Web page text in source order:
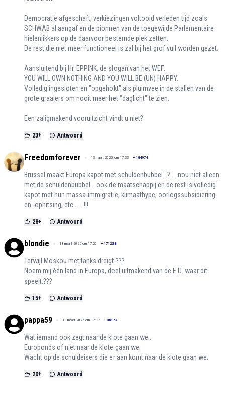
Democratie afgeschaft, verkiezingen voltooid verleden tijd zoals
SCHWAB al aangaf en de pionnen van de toegewijde Parlementaire
hielenlikkers op de daarvoor bestemde plek zetten.
De rest die niet meer functioneel is zal bij het grof vuil worden gezet.
Aansluitend bij Hr. EPPINK, de slogan van het WEF:
YOU WILL OWN NOTHING AND YOU WILL BE (UN) HAPPY.
Volledig ingesloten en "opgehokt" als pluimvee in de stallen van de
grote graaiers om nooit meer het "daglicht" te zien.
Een zaligmakend vooruitzicht vindt u niet?
23+ Antwoord
Freedomforever 13 maart 2025 om 17:33 + 184974
Brussel maakt Europa kapot met schuldenbubbel...?.....nou niet alleen
met de schuldenbubbel....ook de maatschappij en de rest is volledig
kapot met hun massa-immigratie, klimaathype, oorlogssubsidiëring
en -ophitsing, etc. .....!!!
28+ Antwoord
blondie 13 maart 2025 om 17:26 + 171238
Terwijl Moskou met tanks dreigt.???
Noem mij één land in Europa, deel uitmakend van de E.U. waar dit
speelt.???
15+ Antwoord
pappa59 13 maart 2025 om 17:07 + 36167
Wat iemand ook zegt naar de klote gaan we..
Eurobonds of niet naar de klote gaan we.
Wacht op de schuldeisers die er aan komt naar de klote gaan we.
20+ Antwoord